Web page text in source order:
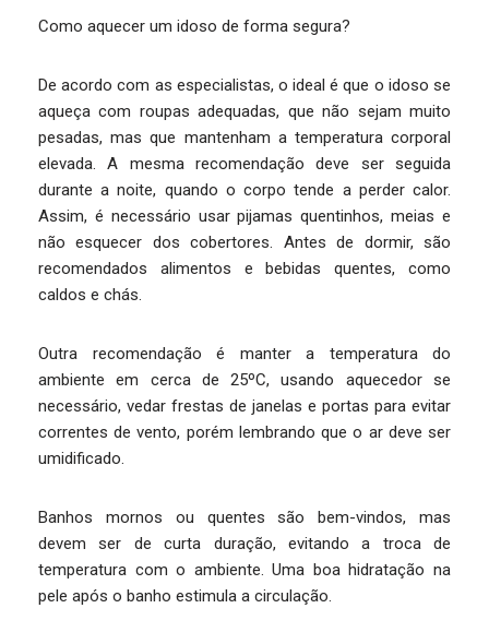
Como aquecer um idoso de forma segura?
De acordo com as especialistas, o ideal é que o idoso se
aqueça com roupas adequadas, que não sejam muito
pesadas, mas que mantenham a temperatura corporal
elevada. A mesma recomendação deve ser seguida
durante a noite, quando o corpo tende a perder calor.
Assim, é necessário usar pijamas quentinhos, meias e
não esquecer dos cobertores. Antes de dormir, são
recomendados alimentos e bebidas quentes, como
caldos e chás.
Outra recomendação é manter a temperatura do
ambiente em cerca de 25ºC, usando aquecedor se
necessário, vedar frestas de janelas e portas para evitar
correntes de vento, porém lembrando que o ar deve ser
umidificado.
Banhos mornos ou quentes são bem-vindos, mas
devem ser de curta duração, evitando a troca de
temperatura com o ambiente. Uma boa hidratação na
pele após o banho estimula a circulação.